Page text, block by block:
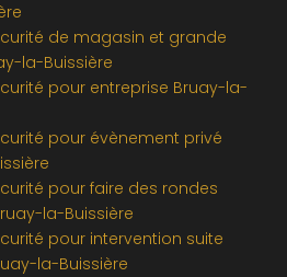
de magasin et grande
la-Buissière
pour entreprise Bruay-la-
pour évènement privé
pour faire des rondes
la-Buissière
pour intervention suite
la-Buissière